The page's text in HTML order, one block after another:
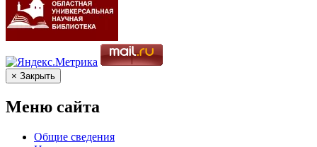
× Закрыть
Меню сайта
Общие сведения